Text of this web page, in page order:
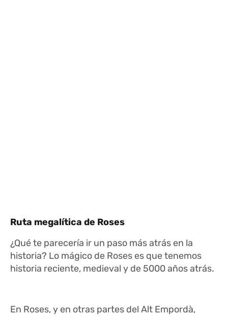
Ruta megalítica de Roses
¿Qué te parecería ir un paso más atrás en la
historia? Lo mágico de Roses es que tenemos
historia reciente, medieval y de 5000 años atrás.
En Roses, y en otras partes del Alt Empordà,